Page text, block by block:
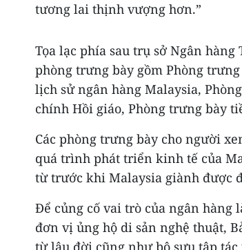
tương lai thịnh vượng hơn.”
Tọa lạc phía sau trụ sở Ngân
phòng trưng bày gồm Phòng
lịch sử ngân hàng Malaysia,
chính Hồi giáo, Phòng trưng bày
Các phòng trưng bày cho người
quá trình phát triển kinh tế của
từ trước khi Malaysia giành được
Để củng cố vai trò của ngân hàng
đơn vị ủng hộ di sản nghệ thuật,
từ lâu đời cũng như bộ sưu tập